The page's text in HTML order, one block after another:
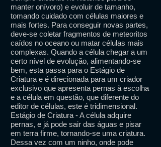
manter onívoro) e evoluir de tamanho,
tomando cuidado com células maiores e
mais fortes. Para conseguir novas partes,
deve-se coletar fragmentos de meteoritos
caídos no oceano ou matar células mais
complexas. Quando a célula chegar a um
certo nível de evolução, alimentando-se
bem, esta passa para o Estágio de
Criatura e é direcionada para um criador
exclusivo que apresenta pernas à escolha
e a célula em questão, que diferente do
editor de células, este é tridimensional.
Estágio de Criatura - A célula adquire
pernas, e já pode sair das águas e pisar
em terra firme, tornando-se uma criatura.
Dessa vez com um ninho, onde pode